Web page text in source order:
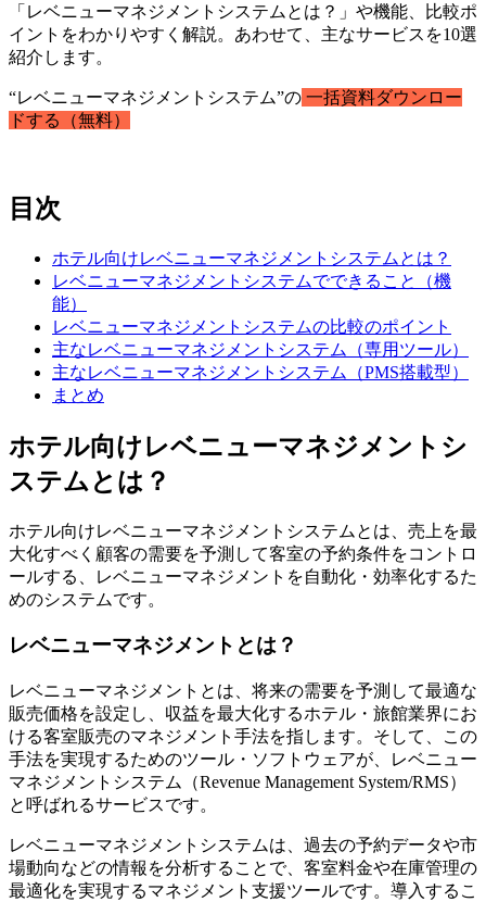
「レベニューマネジメントシステムとは？」や機能、比較ポ
イントをわかりやすく解説。あわせて、主なサービスを10選
紹介します。
“レベニューマネジメントシステム”の 一括資料ダウンロー
ドする（無料）
目次
ホテル向けレベニューマネジメントシステムとは？
レベニューマネジメントシステムでできること（機
能）
レベニューマネジメントシステムの比較のポイント
主なレベニューマネジメントシステム（専用ツール）
主なレベニューマネジメントシステム（PMS搭載型）
まとめ
ホテル向けレベニューマネジメントシ
ステムとは？
ホテル向けレベニューマネジメントシステムとは、売上を最
大化すべく顧客の需要を予測して客室の予約条件をコントロ
ールする、レベニューマネジメントを自動化・効率化するた
めのシステムです。
レベニューマネジメントとは？
レベニューマネジメントとは、将来の需要を予測して最適な
販売価格を設定し、収益を最大化するホテル・旅館業界にお
ける客室販売のマネジメント手法を指します。そして、この
手法を実現するためのツール・ソフトウェアが、レベニュー
マネジメントシステム（Revenue Management System/RMS）
と呼ばれるサービスです。
レベニューマネジメントシステムは、過去の予約データや市
場動向などの情報を分析することで、客室料金や在庫管理の
最適化を実現するマネジメント支援ツールです。導入するこ